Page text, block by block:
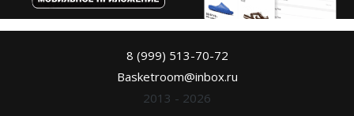
8 (999) 513-70-72
Basketroom@inbox.ru
2013 - 2026